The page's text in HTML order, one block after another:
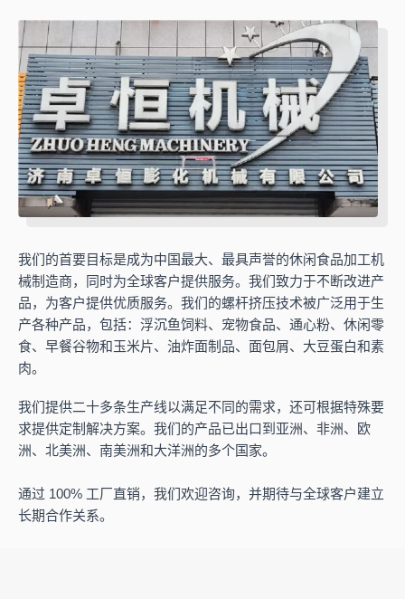
我们的首要目标是成为中国最大、最具声誉的休闲食品加工机
械制造商，同时为全球客户提供服务。我们致力于不断改进产
品，为客户提供优质服务。我们的螺杆挤压技术被广泛用于生
产各种产品，包括：浮沉鱼饲料、宠物食品、通心粉、休闲零
食、早餐谷物和玉米片、油炸面制品、面包屑、大豆蛋白和素
肉。
我们提供二十多条生产线以满足不同的需求，还可根据特殊要
求提供定制解决方案。我们的产品已出口到亚洲、非洲、欧
洲、北美洲、南美洲和大洋洲的多个国家。
通过 100% 工厂直销，我们欢迎咨询，并期待与全球客户建立
长期合作关系。